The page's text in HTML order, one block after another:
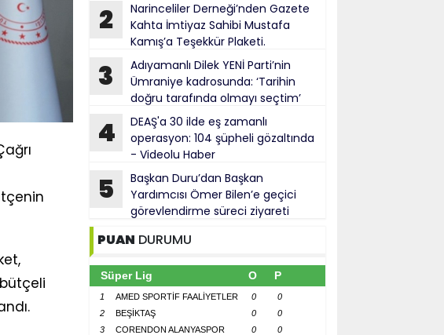
2
Narinceliler Derneği’nden Gazete
Kahta İmtiyaz Sahibi Mustafa
Kamış’a Teşekkür Plaketi.
3
Adıyamanlı Dilek YENİ Parti’nin
Ümraniye kadrosunda: ‘Tarihin
doğru tarafında olmayı seçtim’
4
DEAŞ'a 30 ilde eş zamanlı
operasyon: 104 şüpheli gözaltında
- Videolu Haber
5
Başkan Duru’dan Başkan
Yardımcısı Ömer Bilen’e geçici
görevlendirme süreci ziyareti
PUAN DURUMU
Süper Lig O P
1 AMED SPORTİF FAALİYETLER 0
0
2
BEŞİKTAŞ 0
0
3
CORENDON ALANYASPOR 0
0